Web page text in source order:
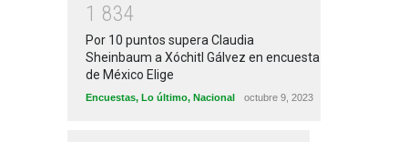
1 834
Por 10 puntos supera Claudia
Sheinbaum a Xóchitl Gálvez en encuesta
de México Elige
Encuestas, Lo último, Nacional octubre 9, 2023